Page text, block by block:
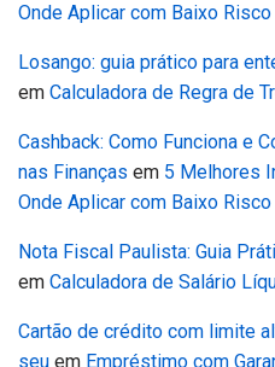
Onde Aplicar com Baixo Risco
Losango: guia prático para
em Calculadora de Regra de
Cashback: Como Funciona e
nas Finanças em 5 Melhores
Onde Aplicar com Baixo Risco
Nota Fiscal Paulista: Guia
em Calculadora de Salário
Cartão de crédito com limite
seu em Empréstimo com